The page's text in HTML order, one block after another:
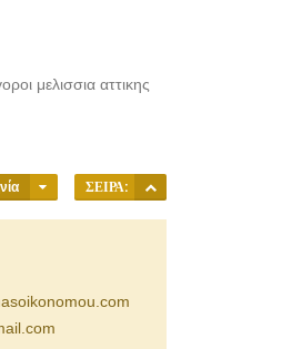
μελισσια αττικης
ΣΕΙΡΆ: